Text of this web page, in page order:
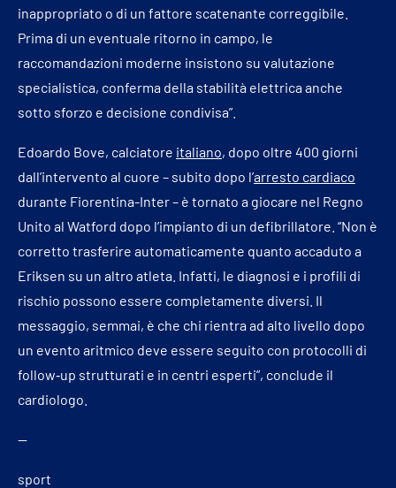
inappropriato o di un fattore scatenante correggibile.
Prima di un eventuale ritorno in campo, le
raccomandazioni moderne insistono su valutazione
specialistica, conferma della stabilità elettrica anche
sotto sforzo e decisione condivisa”.
Edoardo Bove, calciatore italiano, dopo oltre 400 giorni
dall’intervento al cuore – subito dopo l’arresto cardiaco
durante Fiorentina-Inter – è tornato a giocare nel Regno
Unito al Watford dopo l’impianto di un defibrillatore. “Non è
corretto trasferire automaticamente quanto accaduto a
Eriksen su un altro atleta. Infatti, le diagnosi e i profili di
rischio possono essere completamente diversi. Il
messaggio, semmai, è che chi rientra ad alto livello dopo
un evento aritmico deve essere seguito con protocolli di
follow‑up strutturati e in centri esperti”, conclude il
cardiologo.
—
sport